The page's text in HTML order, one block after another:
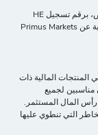
Primus Solutions LTD، الكائنة في ليماسول، قبرص، برقم تسجيل HE
410155؛ قد تعمل، في ظروف معينة، كوكيل دفع نيابة عن Primus Markets
المنتجات المالية ذات
مناسبين لجميع
رأس المال المستثمر.
التي تنطوي عليها